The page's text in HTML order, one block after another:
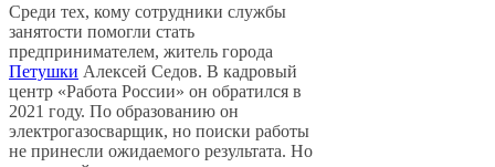
Среди тех, кому сотрудники службы
занятости помогли стать
предпринимателем, житель города
Петушки Алексей Седов. В кадровый
центр «Работа России» он обратился в
2021 году. По образованию он
электрогазосварщик, но поиски работы
не принесли ожидаемого результата. Но